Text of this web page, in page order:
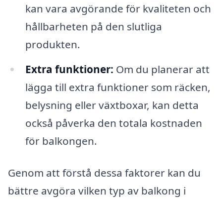
kan vara avgörande för kvaliteten och
hållbarheten på den slutliga
produkten.
Extra funktioner: Om du planerar att
lägga till extra funktioner som räcken,
belysning eller växtboxar, kan detta
också påverka den totala kostnaden
för balkongen.
Genom att förstå dessa faktorer kan du
bättre avgöra vilken typ av balkong i